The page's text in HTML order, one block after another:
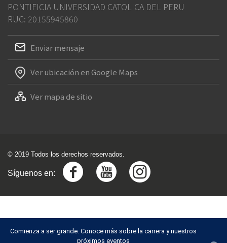
PONTIFICIA UNIVERSIDAD CATOLICA DEL PERU
RUC: 20155945860
Enviar mensaje
Ver ubicación en Google Maps
Ver mapa de sitio
© 2019 Todos los derechos reservados.
Síguenos en:
Comienza a ser grande. Conoce más sobre la carrera y nuestros
próximos eventos